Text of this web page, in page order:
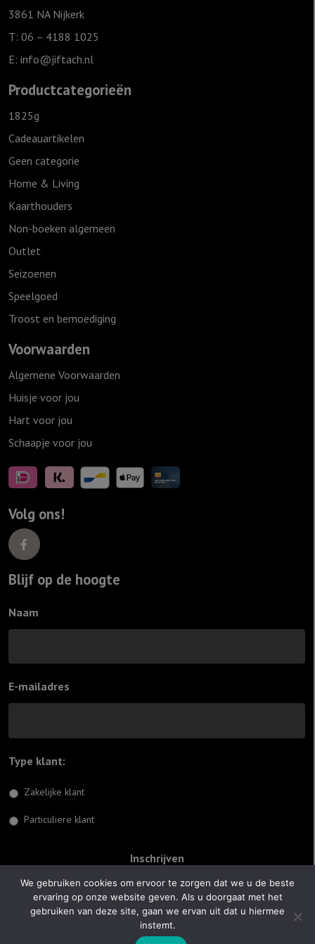
3861 NA Nijkerk
T: 06 – 4188 1025
E: info@jiftach.nl
Productcategorieën
1825g
Cadeauartikelen
Geen categorie
Home & Living
Kaarthouders
Non-boeken algemeen
Outlet
Seizoenen
Speelgoed
Troost en bemoediging
Voorwaarden
Algemene Voorwaarden
Huisje voor jou
Hart voor jou
Schaapje voor jou
Volg ons!
Blijf op de hoogte
Naam
E-mailadres
Type klant:
Zakelijke klant
Particuliere klant
© 2026 Jiftach
Optimus Websites
We gebruiken cookies om ervoor te zorgen dat we u de beste
ervaring op onze website geven. Als u doorgaat met het
gebruiken van deze site, gaan we ervan uit dat u hiermee
instemt.